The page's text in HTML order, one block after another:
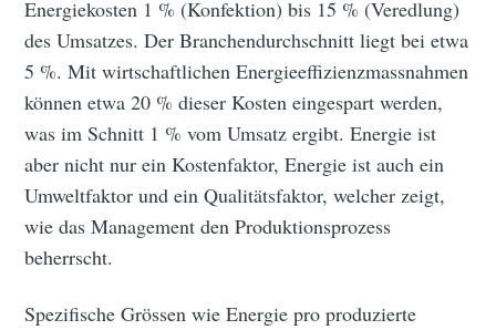
Energiekosten 1 % (Konfektion) bis 15 % (Veredlung)
des Umsatzes. Der Branchendurchschnitt liegt bei etwa
5 %. Mit wirtschaftlichen Energieeffizienzmassnahmen
können etwa 20 % dieser Kosten eingespart werden,
was im Schnitt 1 % vom Umsatz ergibt. Energie ist
aber nicht nur ein Kostenfaktor, Energie ist auch ein
Umweltfaktor und ein Qualitätsfaktor, welcher zeigt,
wie das Management den Produktionsprozess
beherrscht.
Spezifische Grössen wie Energie pro produzierte